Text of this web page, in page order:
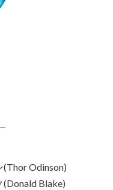
Odinson)
Blake)